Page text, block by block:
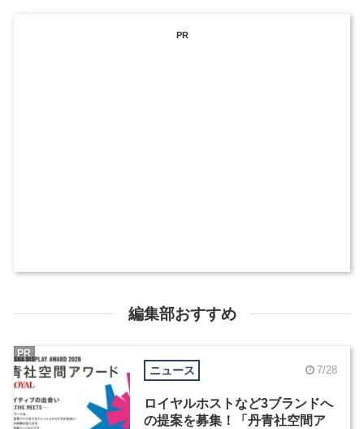
PR
編集部おすすめ
ニュース 7/28
ロイヤルホストなど3ブランドへ
の提案を募集！「丹青社空間ア
PR